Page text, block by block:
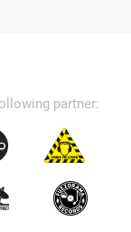
partner: